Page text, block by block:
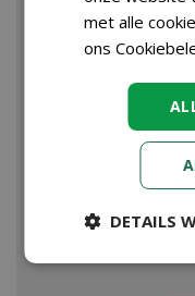
met alle
ons
DETAILS